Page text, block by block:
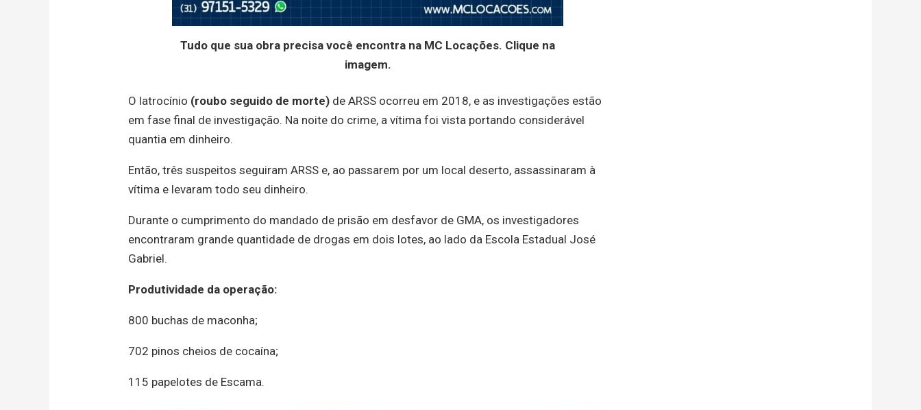
Tudo que sua obra precisa você encontra na MC Locações. Clique na
imagem.
O latrocínio (roubo seguido de morte) de ARSS ocorreu em 2018, e as investigações estão
em fase final de investigação. Na noite do crime, a vítima foi vista portando considerável
quantia em dinheiro.
Então, três suspeitos seguiram ARSS e, ao passarem por um local deserto, assassinaram à
vítima e levaram todo seu dinheiro.
Durante o cumprimento do mandado de prisão em desfavor de GMA, os investigadores
encontraram grande quantidade de drogas em dois lotes, ao lado da Escola Estadual José
Gabriel.
Produtividade da operação:
800 buchas de maconha;
702 pinos cheios de cocaína;
115 papelotes de Escama.